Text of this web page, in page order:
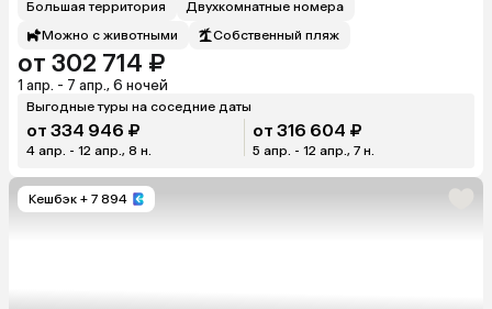
Большая территория
Двухкомнатные номера
Можно с животными
Собственный пляж
от 302 714 ₽
1 апр. - 7 апр., 6 ночей
Выгодные туры на соседние даты
от 334 946 ₽
4 апр. - 12 апр., 8 н.
от 316 604 ₽
5 апр. - 12 апр., 7 н.
Кешбэк + 7 894